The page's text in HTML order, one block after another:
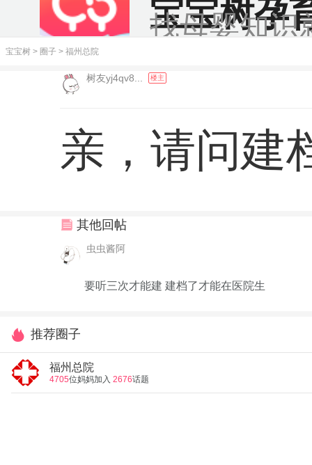
宝宝树孕
找母婴知识
宝宝树 > 圈子 > 福州总院
树友yj4qv8... 楼主
亲，请问建
其他回帖
虫虫酱阿
要听三次才能建 建档了才能在医院生
推荐圈子
福州总院
4705位妈妈加入 2676话题